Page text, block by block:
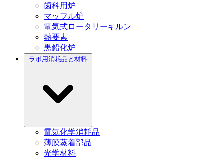
歯科用炉
マッフル炉
電気式ロータリーキルン
熱要素
黒鉛化炉
ラボ用消耗品と材料
電気化学消耗品
薄膜蒸着部品
光学材料